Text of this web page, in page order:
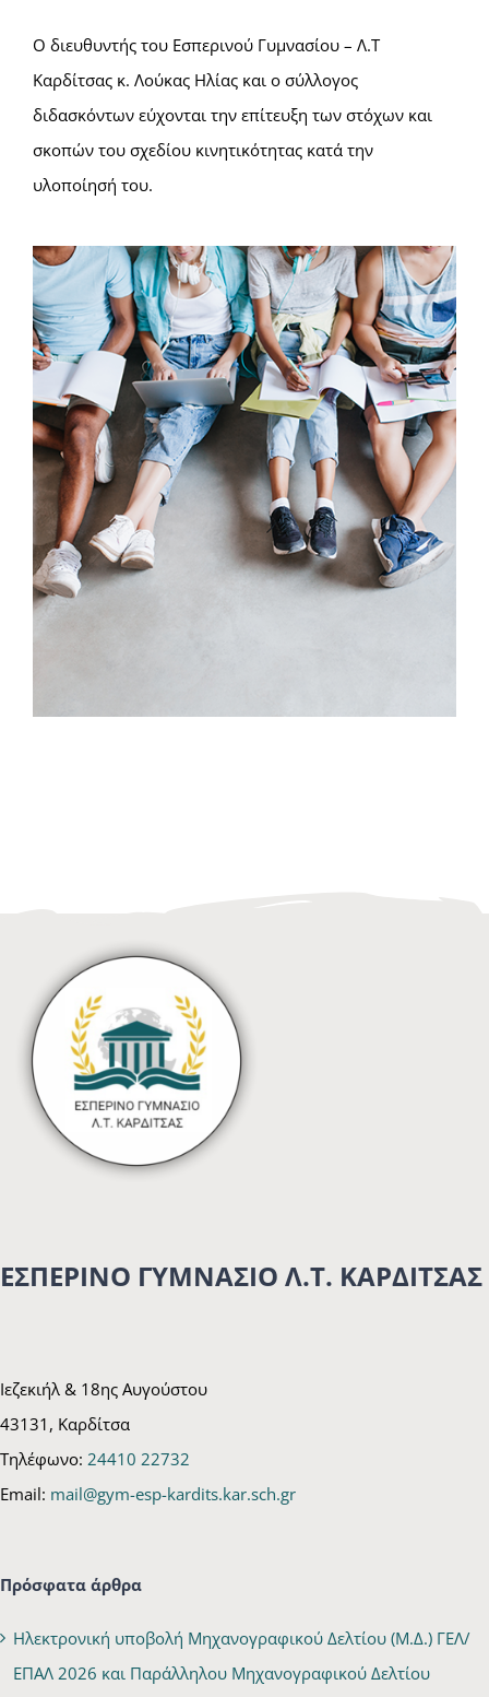
Ο διευθυντής του Εσπερινού Γυμνασίου – Λ.Τ
Καρδίτσας κ. Λούκας Ηλίας και ο σύλλογος
διδασκόντων εύχονται την επίτευξη των στόχων και
σκοπών του σχεδίου κινητικότητας κατά την
υλοποίησή του.
ΕΣΠΕΡΙΝΟ ΓΥΜΝΑΣΙΟ Λ.Τ. ΚΑΡΔΙΤΣΑΣ
Ιεζεκιήλ & 18ης Αυγούστου
43131, Καρδίτσα
Τηλέφωνο: 24410 22732
Email: mail@gym-esp-kardits.kar.sch.gr
Πρόσφατα άρθρα
Ηλεκτρονική υποβολή Μηχανογραφικού Δελτίου (Μ.Δ.) ΓΕΛ/
ΕΠΑΛ 2026 και Παράλληλου Μηχανογραφικού Δελτίου